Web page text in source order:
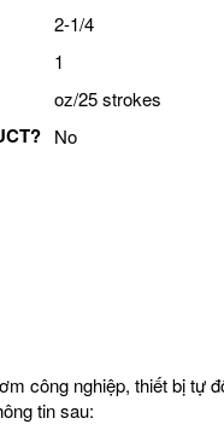
2-1/4
1
oz/25 strokes
No
công nghiệp, thiết bị tự
tin sau: